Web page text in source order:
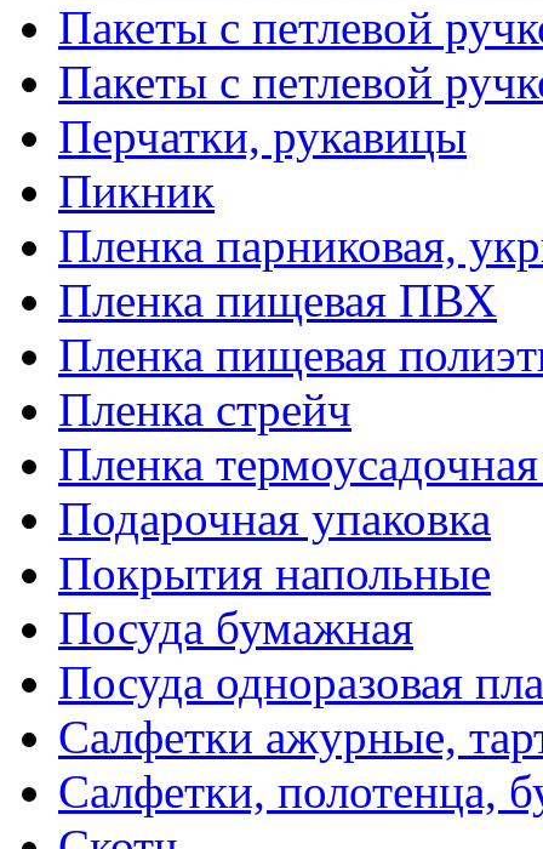
Пакеты с петлевой
Пакеты с петлевой
Перчатки, рукавицы
Пикник
Пленка парниковая,
Пленка пищевая ПВХ
Пленка пищевая
Пленка стрейч
Пленка
Подарочная упаковка
Покрытия напольные
Посуда бумажная
Посуда одноразовая
Салфетки ажурные,
Салфетки, полотенца,